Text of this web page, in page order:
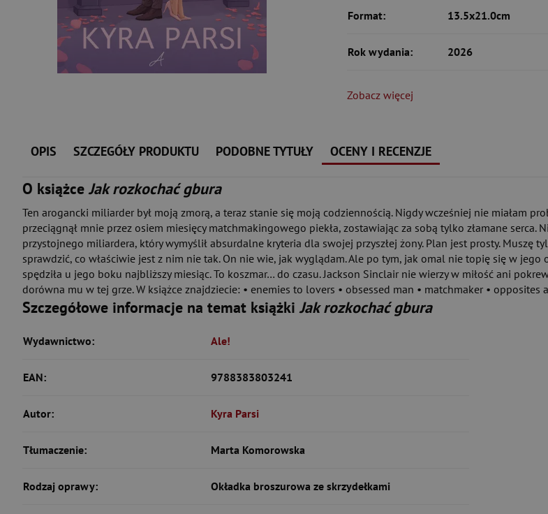
Format: 13.5x21.0cm
Rok wydania: 2026
Zobacz więcej
OPIS SZCZEGÓŁY PRODUKTU PODOBNE TYTUŁY OCENY I RECENZJE
O książceJak rozkochać gbura
Ten arogancki miliarder był moją zmorą, a teraz stanie się moją codziennością. Nigdy wcześniej nie miałam
przeciągnął mnie przez osiem miesięcy matchmakingowego piekła, zostawiając za sobą tylko złamane
przystojnego miliardera, który wymyślił absurdalne kryteria dla swojej przyszłej żony. Plan jest prosty.
sprawdzić, co właściwie jest z nim nie tak. On nie wie, jak wyglądam. Ale po tym, jak omal nie topię się w
spędziła u jego boku najbliższy miesiąc. To koszmar… do czasu. Jackson Sinclair nie wierzy w miłość ani
dorówna mu w tej grze. W książce znajdziecie: • enemies to lovers • obsessed man • matchmaker • opposites
Szczegółowe informacje na temat książkiJak rozkochać gbura
Wydawnictwo: Ale!
EAN: 9788383803241
Autor: Kyra Parsi
Tłumaczenie: Marta Komorowska
Rodzaj oprawy: Okładka broszurowa ze skrzydełkami